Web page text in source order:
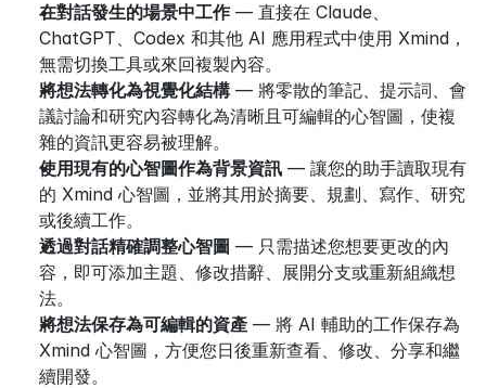
在對話發生的場景中工作 — 直接在 Claude、
ChatGPT、Codex 和其他 AI 應用程式中使用 Xmind，
無需切換工具或來回複製內容。
將想法轉化為視覺化結構 — 將零散的筆記、提示詞、會
議討論和研究內容轉化為清晰且可編輯的心智圖，使複
雜的資訊更容易被理解。
使用現有的心智圖作為背景資訊 — 讓您的助手讀取現有
的 Xmind 心智圖，並將其用於摘要、規劃、寫作、研究
或後續工作。
透過對話精確調整心智圖 — 只需描述您想要更改的內
容，即可添加主題、修改措辭、展開分支或重新組織想
法。
將想法保存為可編輯的資產 — 將 AI 輔助的工作保存為
Xmind 心智圖，方便您日後重新查看、修改、分享和繼
續開發。